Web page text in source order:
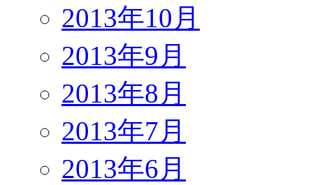
2013年10月
2013年9月
2013年8月
2013年7月
2013年6月